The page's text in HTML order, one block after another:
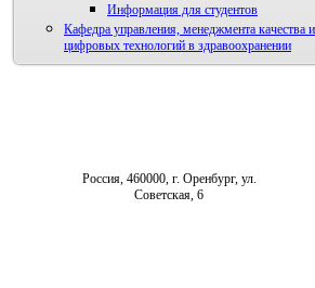
Информация для студентов
Кафедра управления, менеджмента качества и
цифровых технологий в здравоохранении
Россия, 460000, г. Оренбург, ул.
Советская, 6